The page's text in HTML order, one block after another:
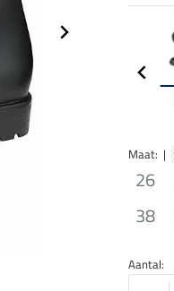
Maat: |
26
38
Aantal: